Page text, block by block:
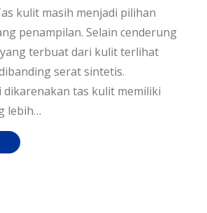
kulit masih menjadi pilihan
penampilan. Selain cenderung
terbuat dari kulit terlihat
serat sintetis.
dikarenakan tas kulit memiliki
lebih…